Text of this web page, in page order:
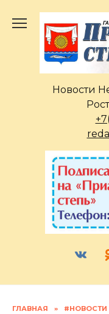
содержанию
Новости
ГЛАВНАЯ » #НОВОСТИ